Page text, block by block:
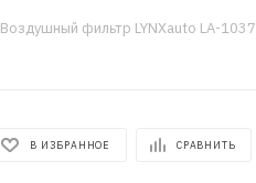
Воздушный фильтр LYNXauto LA-1037
В ИЗБРАННОЕ СРАВНИТЬ